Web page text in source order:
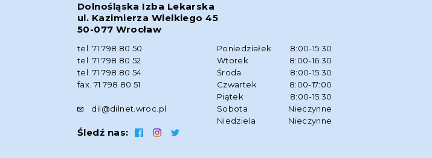
Dolnośląska Izba Lekarska
ul. Kazimierza Wielkiego 45
50-077 Wrocław
tel. 71 798 80 50
tel. 71 798 80 52
tel. 71 798 80 54
fax. 71 798 80 51
dil@dilnet.wroc.pl
Śledź nas:
Poniedziałek
8:00-15:30
Wtorek
8:00-16:30
Środa
8:00-15:30
Czwartek
8:00-17:00
Piątek
8:00-15:30
Sobota
Nieczynne
Niedziela
Nieczynne